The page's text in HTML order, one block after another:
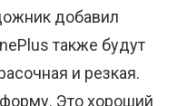
добавил
также будут
и резкая.
Это хороший